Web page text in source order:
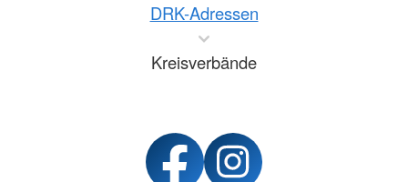
DRK-Adressen
Kreisverbände